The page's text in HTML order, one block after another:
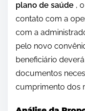
plano de saúde ,
contato com a
com a
pelo novo
beneficiário
documentos
cumprimento dos